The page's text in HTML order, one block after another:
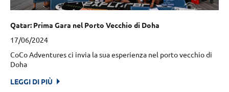
Qatar: Prima Gara nel Porto Vecchio di Doha
17/06/2024
CoCo Adventures ci invia la sua esperienza nel porto vecchio di
Doha
LEGGI DI PIÙ